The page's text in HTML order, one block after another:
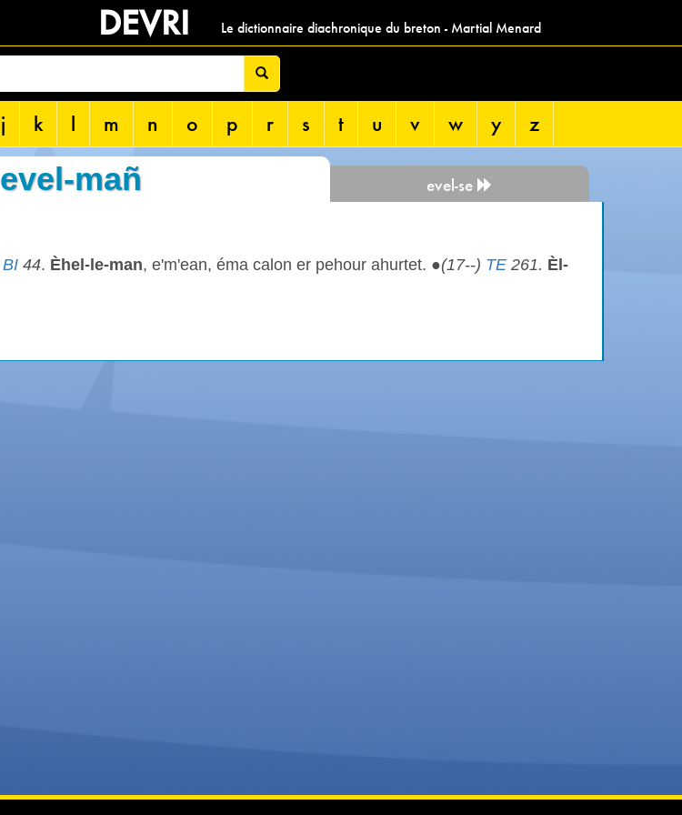
DEVRI Le dictionnaire diachronique du breton - Martial Menard
j k l m n o p r s t u v w y z
evel-mañ evel-se
BI 44. Èhel-le-man, e'm'ean, éma calon er pehour ahurtet. ●(17--) TE 261. Èl-